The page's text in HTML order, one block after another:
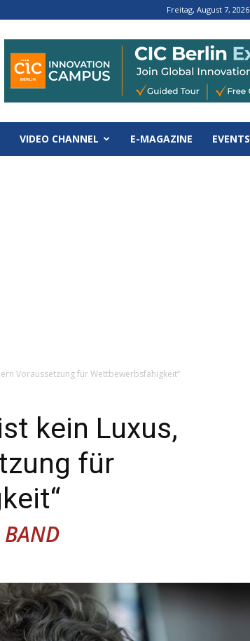
Freitag, August 7, 2026
VIDEO CHANNEL E-MAGAZINE EVENTS
Voraussetzung für Wettbewerbsfähigkeit“
kein Luxus,
für